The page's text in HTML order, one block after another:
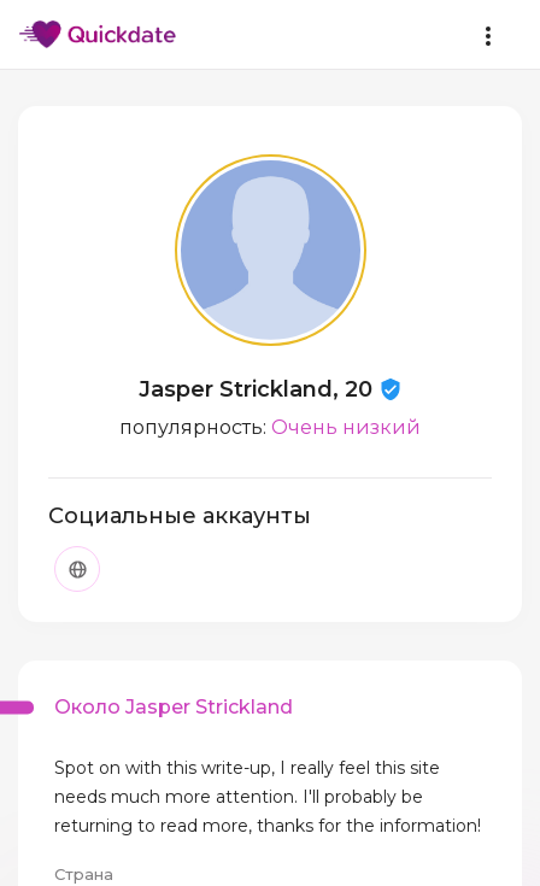
Jasper Strickland, 20
популярность: Очень низкий
Социальные аккаунты
Около Jasper Strickland
Spot on with this write-up, I really feel this site
needs much more attention. I'll probably be
returning to read more, thanks for the information!
Страна